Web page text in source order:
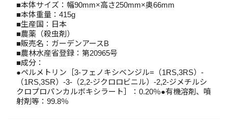
■本体サイズ：幅90mm×高さ250mm×奥66mm
■本体重量：415g
■生産国：日本
■農薬（殺虫剤）
■販売名：ガーデンアースB
■農林水産省登録：第20965号
■成分：
●ペルメトリン［3-フェノキシベンジル=（1RS,3RS）-
（1RS,3SR）-3-（2,2-ジクロロビニル）-2,2-ジメチルシ
クロプロパンカルボキシラート］：0.20％●有機溶剤、噴
射剤等：99.8％